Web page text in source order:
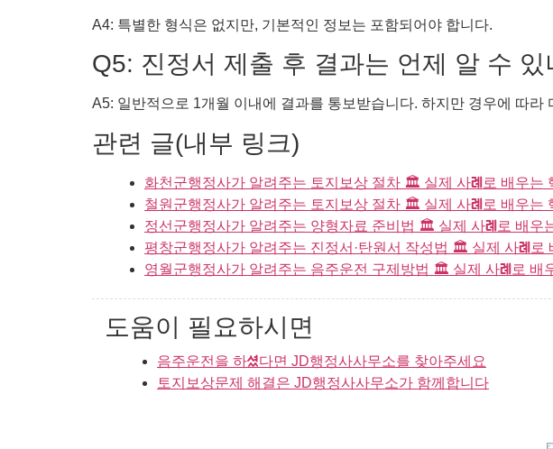
A4: 특별한 형식은 없지만, 기본적인 정보는 포함되어야 합니다.
Q5: 진정서 제출 후 결과는 언제 알 수 있
A5: 일반적으로 1개월 이내에 결과를 통보받습니다. 하지만 경우에 따라
관련 글(내부 링크)
화천군행정사가 알려주는 토지보상 절차 🏛️ 실제 사례로 배우는
철원군행정사가 알려주는 토지보상 절차 🏛️ 실제 사례로 배우는
정선군행정사가 알려주는 양형자료 준비법 🏛️ 실제 사례로 배우
평창군행정사가 알려주는 진정서·탄원서 작성법 🏛️ 실제 사례로
영월군행정사가 알려주는 음주운전 구제방법 🏛️ 실제 사례로 배
도움이 필요하시면
음주운전을 하셨다면 JD행정사사무소를 찾아주세요
토지보상문제 해결은 JD행정사사무소가 함께합니다